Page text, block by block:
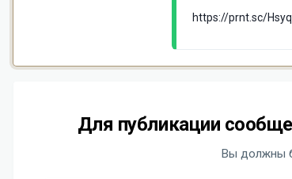
https://prnt.sc/
Для публикации
Вы должны